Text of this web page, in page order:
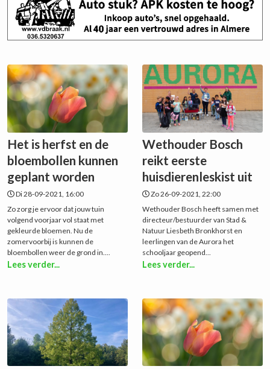
Het is herfst en de
bloembollen kunnen
geplant worden
Di 28-09-2021, 16:00
Zo zorg je ervoor dat jouw tuin
volgend voorjaar vol staat met
gekleurde bloemen. Nu de
zomervoorbij is kunnen de
bloembollen weer de grond in....
Lees verder...
Wethouder Bosch
reikt eerste
huisdierenleskist uit
Zo 26-09-2021, 22:00
Wethouder Bosch heeft samen met
directeur/bestuurder van Stad &
Natuur Liesbeth Bronkhorst en
leerlingen van de Aurora het
schooljaar geopend...
Lees verder...